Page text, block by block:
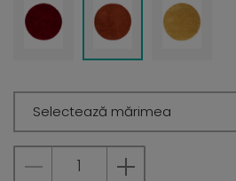
Selectează mărimea